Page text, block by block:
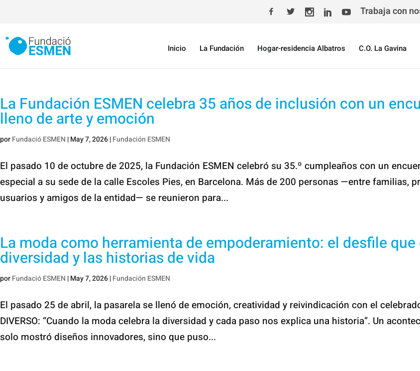
Trabaja con
Inicio La Fundación Hogar-residencia Albatros C.O. La Gavina
La Fundación ESMEN celebra 35 años de inclusión con un
lleno de arte y emoción
porFundació ESMEN |May 7, 2026|Fundación ESMEN
El pasado 10 de octubre de 2025, la Fundación ESMEN celebró su 35.º cumpleaños con un
especial a su sede de la calle Escoles Pies, en Barcelona. Más de 200 personas —entre familias,
usuarios y amigos de la entidad— se reunieron para...
La moda como herramienta de empoderamiento: el desfile
diversidad y las historias de vida
porFundació ESMEN |May 7, 2026|Fundación ESMEN
El pasado 25 de abril, la pasarela se llenó de emoción, creatividad y reivindicación con el
DIVERSO: “Cuando la moda celebra la diversidad y cada paso nos explica una historia”. Un
solo mostró diseños innovadores, sino que puso...